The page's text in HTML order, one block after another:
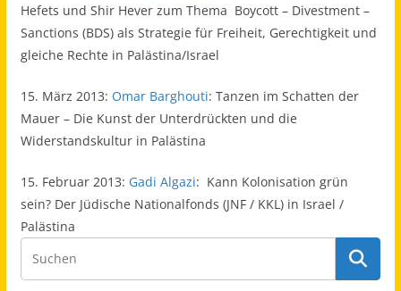
Hefets und Shir Hever zum Thema Boycott – Divestment –
Sanctions (BDS) als Strategie für Freiheit, Gerechtigkeit und
gleiche Rechte in Palästina/Israel
15. März 2013: Omar Barghouti: Tanzen im Schatten der
Mauer – Die Kunst der Unterdrückten und die
Widerstandskultur in Palästina
15. Februar 2013: Gadi Algazi: Kann Kolonisation grün
sein? Der Jüdische Nationalfonds (JNF / KKL) in Israel /
Palästina